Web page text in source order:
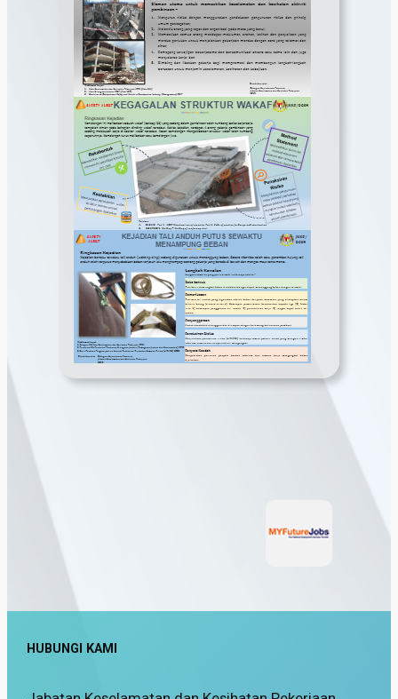
Safety Alert Lantai Konkrit Runtuh
Safety Alert Runtuhan Ramp, Gombak
Safety Alert Wakaf Tumbang Lukut, PD
HUBUNGI KAMI